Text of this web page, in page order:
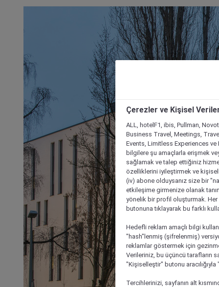
Çerezler ve Kişisel
ALL, hotelF1, ibis, Pullman,
Business Travel, Meetings,
Events, Limitless Experiences
bilgilere şu amaçlarla erişmek
sağlamak ve talep ettiğiniz
özelliklerini iyileştirmek ve
(iv) abone olduysanız size bir
etkileşime girmenize olanak
yönelik bir profil oluşturmak.
butonuna tıklayarak bu farklı
Hedefli reklam amaçlı bilgi
"hash"lenmiş (şifrelenmiş)
reklamlar göstermek için
Verileriniz, bu üçüncü tarafların
"Kişiselleştir" butonu
Tercihlerinizi, sayfanın alt